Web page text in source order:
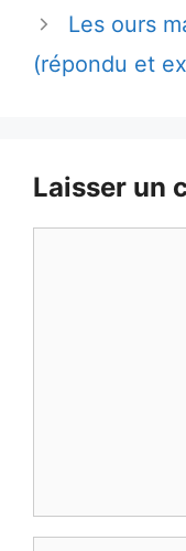
Les ours
(répondu et
Laisser un